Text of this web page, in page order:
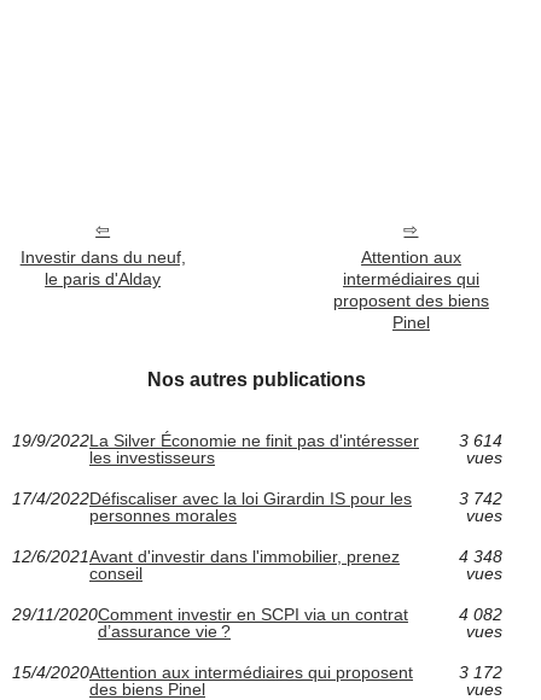
Investir dans du neuf,
le paris d'Alday
Attention aux
intermédiaires qui
proposent des biens
Pinel
Nos autres publications
19/9/2022La Silver Économie ne finit pas d'intéresser
les investisseurs
3 614
vues
17/4/2022Défiscaliser avec la loi Girardin IS pour les
personnes morales
3 742
vues
12/6/2021Avant d'investir dans l'immobilier, prenez
conseil
4 348
vues
29/11/2020Comment investir en SCPI via un contrat
d’assurance vie ?
4 082
vues
15/4/2020Attention aux intermédiaires qui proposent
des biens Pinel
3 172
vues